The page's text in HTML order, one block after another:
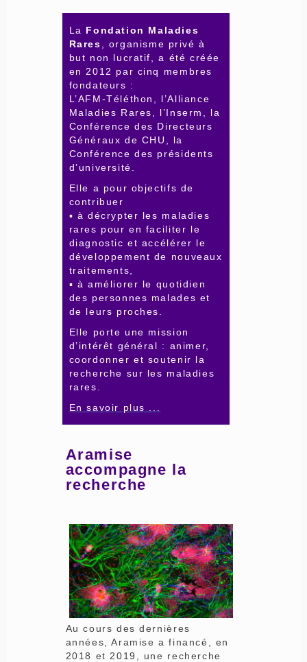
La Fondation Maladies
Rares , organisme privé à
but non lucratif, a été créée
en 2012 par cinq membres
fondateurs :
L’AFM-Téléthon, l’Alliance
Maladies Rares, l’Inserm, la
Conférence des Directeurs
Généraux de CHU, la
Conférence des présidents
d’université.
Elle a pour objectifs de
contribuer
▪ à décrypter les maladies
rares pour en faciliter le
diagnostic et accélérer le
développement de nouveaux
traitements,
▪ à améliorer le quotidien
des personnes malades et
de leurs proches.
Elle porte une mission
d’intérêt général : animer,
coordonner et soutenir la
recherche sur les maladies
rares.
En savoir plus ...
Aramise
accompagne la
recherche
Au cours des dernières
années, Aramise a financé, en
2018 et 2019, une recherche